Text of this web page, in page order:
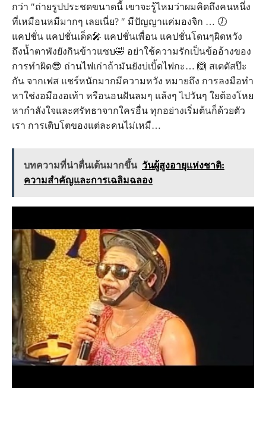
กว่า ″ถ่ายรูปประชดขนาดนี้ เขาจะรู้ไหมว่าผมคิดถึงคนหนึ่ง
ที่เหมือนหมีมากๆ เลยเนี่ย? ″ มีปัญญาแค่มองจิก … 🕖
แคปชั่น แคปชั่นเด็ด🎤 แคปชั่นเพื่อน แคปชั่นโดนๆผิดหวัง
ถึงน้ำตาพังยังกินข้าวแซบ🤣 อย่าใช้ความรักเป็นข้ออ้างของ
การทำผิด😎 ถ่านไฟเก่าถ้ามันยังบ่เบิ้ดไฟกะ… 🙆 สเตตัสป๊ะ
กัน จากเฟส แชร์หนักมากมีความหวัง หมายถึง การลงมือทำ
หาใช่งอมืองอเท้า หรือนอนฝันลมๆ แล้งๆ ไปวันๆ ใยต้องโหย
หากำลังใจและศรัทธาจากใครอื่น ทุกอย่างเริ่มต้นก็ด้วยตัว
เรา การเติบโตของแต่ละคนไม่เหมื…
บทความที่น่าตื่นเต้นมากขึ้น วันผู้สูงอายุแห่งชาติ:
ความสำคัญและการเฉลิมฉลอง